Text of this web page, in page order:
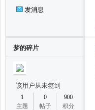
发消息
梦的碎片
该用户从未签到
1
主题
0
帖子
900
积分